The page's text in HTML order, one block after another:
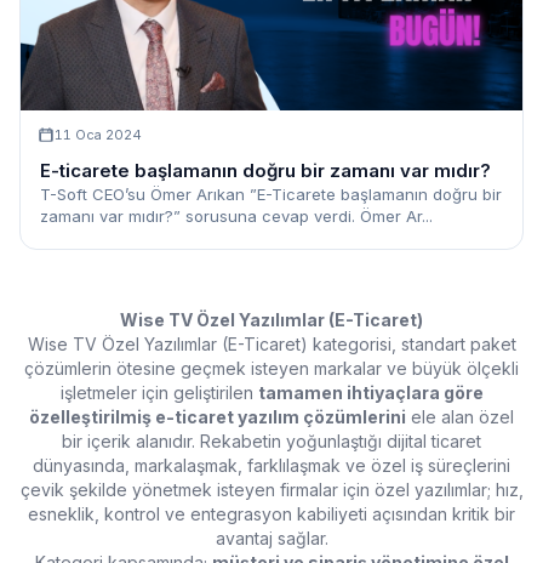
11 Oca 2024
E-ticarete başlamanın doğru bir zamanı var mıdır?
T-Soft CEO’su Ömer Arıkan ”E-Ticarete başlamanın doğru bir
zamanı var mıdır?” sorusuna cevap verdi. Ömer Ar...
Wise TV Özel Yazılımlar (E-Ticaret)
Wise TV Özel Yazılımlar (E-Ticaret) kategorisi, standart paket
çözümlerin ötesine geçmek isteyen markalar ve büyük ölçekli
işletmeler için geliştirilen tamamen ihtiyaçlara göre
özelleştirilmiş e-ticaret yazılım çözümlerini ele alan özel
bir içerik alanıdır. Rekabetin yoğunlaştığı dijital ticaret
dünyasında, markalaşmak, farklılaşmak ve özel iş süreçlerini
çevik şekilde yönetmek isteyen firmalar için özel yazılımlar; hız,
esneklik, kontrol ve entegrasyon kabiliyeti açısından kritik bir
avantaj sağlar.